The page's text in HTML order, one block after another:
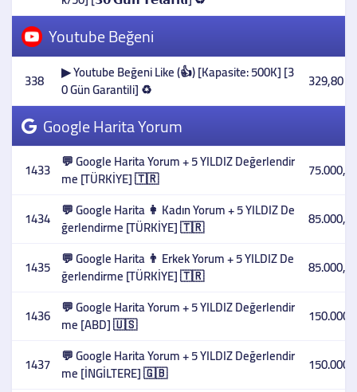
Youtube Beğeni
338 ▶ Youtube Beğeni Like (👍) [Kapasite: 500K] [3
0 Gün Garantili] ♻️ 329,80 TL
Google Harita Yorum
1433 💬 Google Harita Yorum + 5 YILDIZ Değerlendir
me [TÜRKİYE] 🇹🇷
1434 💬 Google Harita 👩 Kadın Yorum + 5 YILDIZ De
ğerlendirme [TÜRKİYE] 🇹🇷
1435 💬 Google Harita 👨 Erkek Yorum + 5 YILDIZ De
ğerlendirme [TÜRKİYE] 🇹🇷
1436 💬 Google Harita Yorum + 5 YILDIZ Değerlendir
me [ABD] 🇺🇸
1437 💬 Google Harita Yorum + 5 YILDIZ Değerlendir
me [İNGİLTERE] 🇬🇧